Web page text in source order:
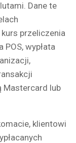
Dane te
przeliczenia
wypłata
Mastercard lub
klientowi